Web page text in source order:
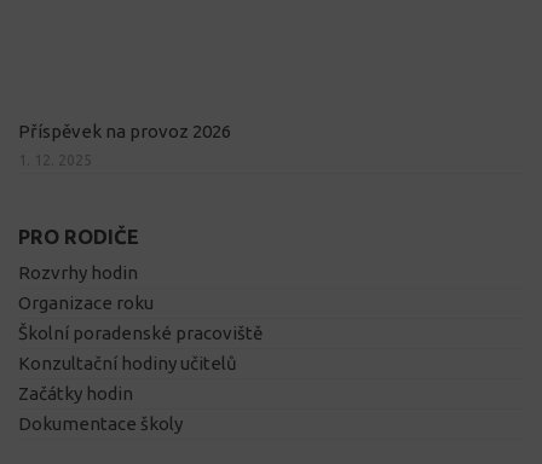
Příspěvek na provoz 2026
1. 12. 2025
PRO RODIČE
Rozvrhy hodin
Organizace roku
Školní poradenské pracoviště
Konzultační hodiny učitelů
Začátky hodin
Dokumentace školy